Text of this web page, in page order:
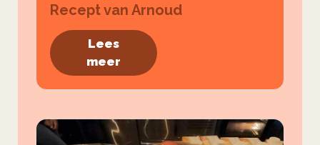
Recept van Arnoud
Lees
meer